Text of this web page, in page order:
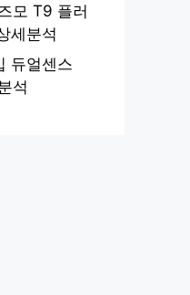
모 T9 플러
세분석
듀얼센스
석